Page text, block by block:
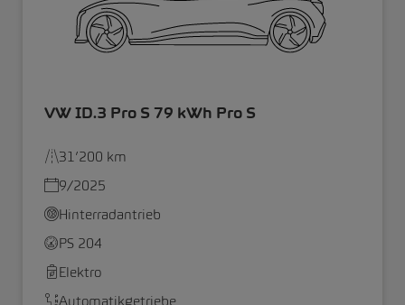
VW ID.3 Pro S 79 kWh Pro S
31’200 km
9/2025
Hinterradantrieb
PS 204
Elektro
Automatikgetriebe